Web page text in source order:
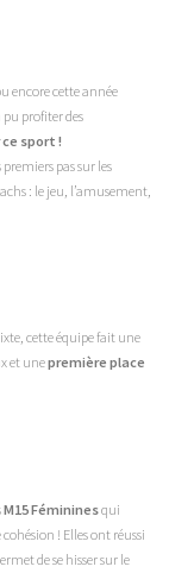
encore cette année
profiter des
sport !
pas sur les
: le jeu, l’amusement,
cette équipe fait une
et unepremière place
M15 Fémininesqui
! Elles ont réussi
de se hisser sur le